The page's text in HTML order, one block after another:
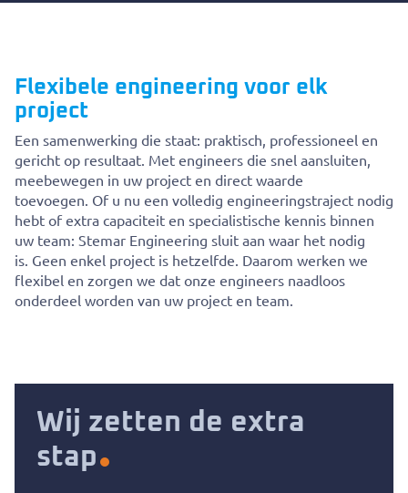
Flexibele engineering voor elk
project
Een samenwerking die staat: praktisch, professioneel en
gericht op resultaat. Met engineers die snel aansluiten,
meebewegen in uw project en direct waarde
toevoegen. Of u nu een volledig engineeringstraject nodig
hebt of extra capaciteit en specialistische kennis binnen
uw team: Stemar Engineering sluit aan waar het nodig
is. Geen enkel project is hetzelfde. Daarom werken we
flexibel en zorgen we dat onze engineers naadloos
onderdeel worden van uw project en team.
Wij zetten de extra
stap